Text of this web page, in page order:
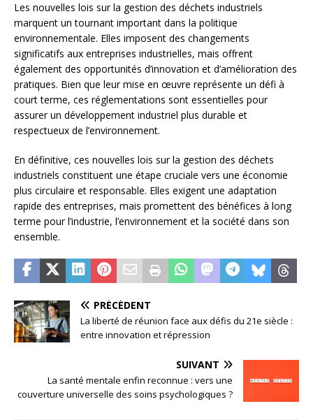
Les nouvelles lois sur la gestion des déchets industriels
marquent un tournant important dans la politique
environnementale. Elles imposent des changements
significatifs aux entreprises industrielles, mais offrent
également des opportunités d’innovation et d’amélioration des
pratiques. Bien que leur mise en œuvre représente un défi à
court terme, ces réglementations sont essentielles pour
assurer un développement industriel plus durable et
respectueux de l’environnement.
En définitive, ces nouvelles lois sur la gestion des déchets
industriels constituent une étape cruciale vers une économie
plus circulaire et responsable. Elles exigent une adaptation
rapide des entreprises, mais promettent des bénéfices à long
terme pour l’industrie, l’environnement et la société dans son
ensemble.
PRÉCÉDENT
La liberté de réunion face aux défis du 21e siècle :
entre innovation et répression
SUIVANT
La santé mentale enfin reconnue : vers une
couverture universelle des soins psychologiques ?